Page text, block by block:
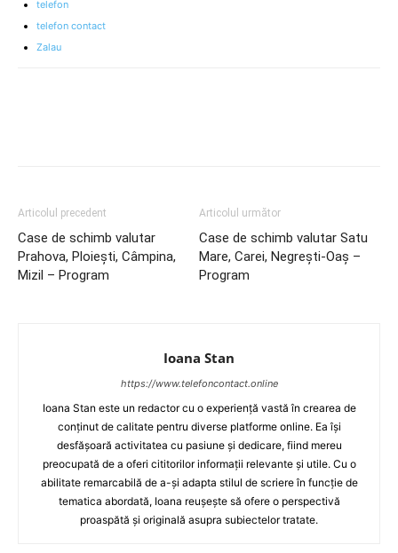
telefon
telefon contact
Zalau
Articolul precedent
Case de schimb valutar
Prahova, Ploiești, Câmpina,
Mizil – Program
Articolul următor
Case de schimb valutar Satu
Mare, Carei, Negrești-Oaș –
Program
Ioana Stan
https://www.telefoncontact.online
Ioana Stan este un redactor cu o experiență vastă în crearea de
conținut de calitate pentru diverse platforme online. Ea își
desfășoară activitatea cu pasiune și dedicare, fiind mereu
preocupată de a oferi cititorilor informații relevante și utile. Cu o
abilitate remarcabilă de a-și adapta stilul de scriere în funcție de
tematica abordată, Ioana reușește să ofere o perspectivă
proaspătă și originală asupra subiectelor tratate.